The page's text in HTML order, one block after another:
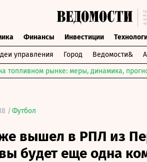
Финансы Инвестиции
управления Город Ведомости&
топливном рынке: меры, динамика,
/Футбол
вышел в РПЛ из
будет еще одна